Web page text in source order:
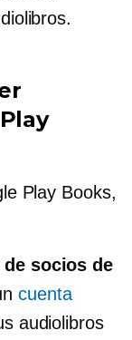
Play Books,
de socios de
cuenta
audiolibros